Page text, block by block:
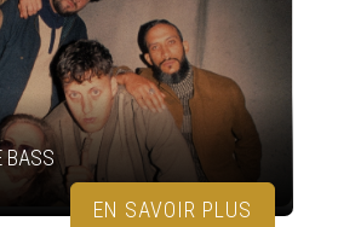
BASS
EN SAVOIR PLUS